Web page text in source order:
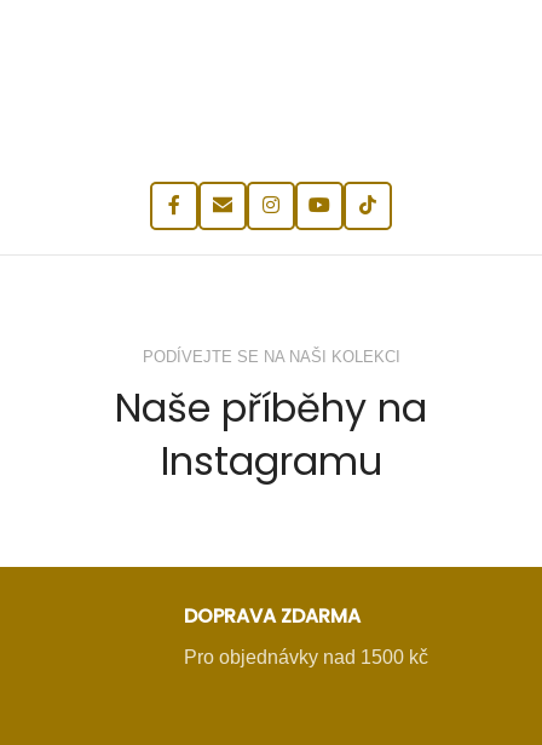
PODÍVEJTE SE NA NAŠI KOLEKCI
Naše příběhy na
Instagramu
DOPRAVA ZDARMA
Pro objednávky nad 1500 kč